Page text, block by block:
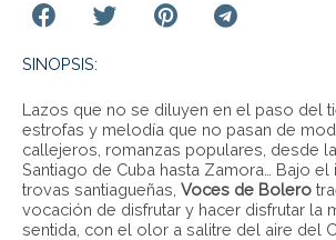
SINOPSIS:
Lazos que no se diluyen en el paso del
estrofas y melodía que no pasan de
callejeros, romanzas populares, desde
Santiago de Cuba hasta Zamora… Bajo
trovas santiagueñas, Voces de Bolero
vocación de disfrutar y hacer disfrutar la
sentida, con el olor a salitre del aire del